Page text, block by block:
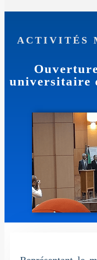
ACTIVITÉS
universitaire